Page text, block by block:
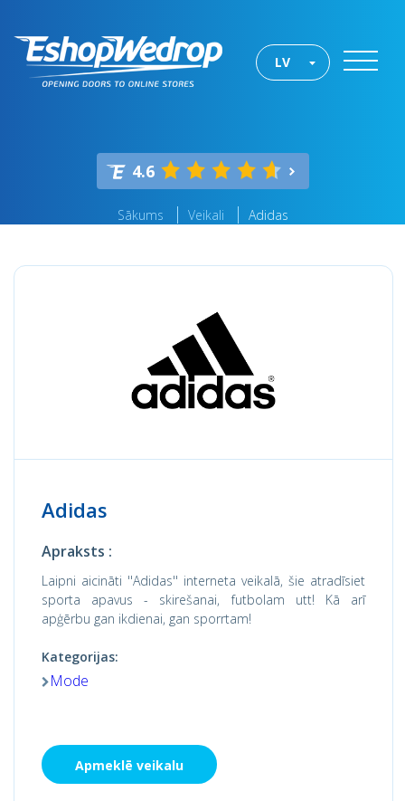
LV
4.6
Sākums Veikali Adidas
Adidas
Apraksts :
Laipni aicināti ''Adidas'' interneta veikalā, šie atradīsiet
sporta apavus - skirešanai, futbolam utt! Kā arī
apģērbu gan ikdienai, gan sporrtam!
Kategorijas:
Mode
Apmeklē veikalu